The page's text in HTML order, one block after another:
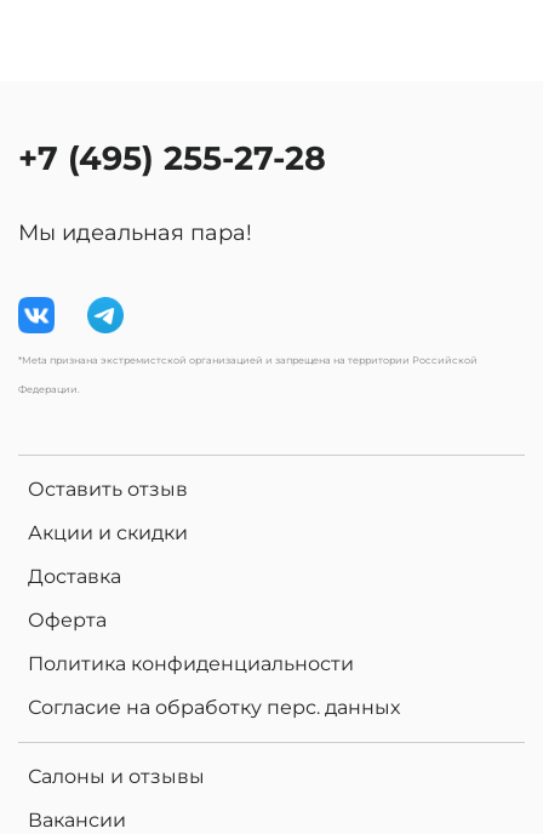
Оставить отзыв
Акции и скидки
Доставка
Оферта
Политика конфиденциальности
Согласие на обработку перс. данных
Салоны и отзывы
Вакансии
+7 (495) 255-27-28
Мы идеальная пара!
*Meta признана экстремистской организацией и запрещена на территории Российской
Федерации.